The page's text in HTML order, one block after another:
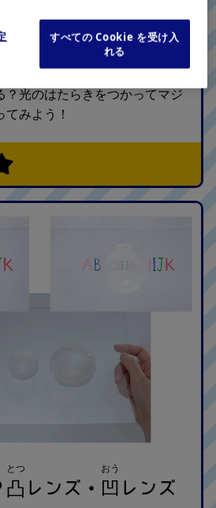
える？！光のマジック
？光のはたらきをつかってマジ
みよう！
凸
とつ
レンズ・ 凹
おう
レンズ
すべての Cookie を受け入
れる